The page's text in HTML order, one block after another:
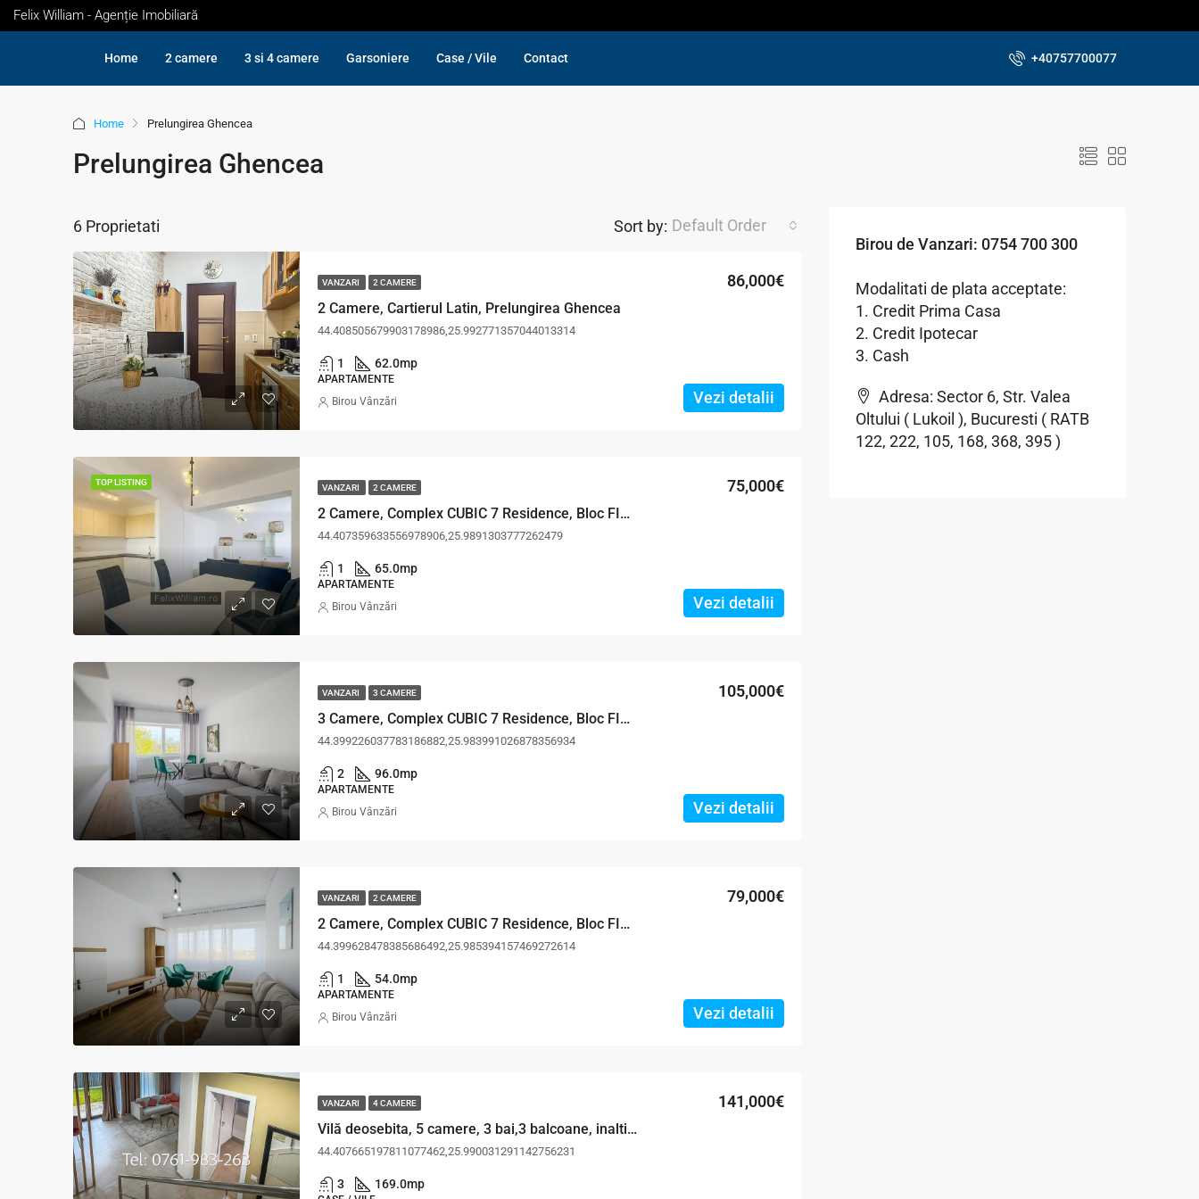
Felix William - Agenție Imobiliară
Home 2 camere 3 si 4 camere Garsoniere Case / Vile Contact +40757700077
Home Prelungirea Ghencea
Prelungirea Ghencea
6 Proprietati Sort by: Default Order
VANZARI 2 CAMERE
2 Camere, Cartierul Latin, Prelungirea Ghencea
86,000€
44.408505679903178986,25.992771357044013314
1 62.0mp
APARTAMENTE
Vezi detalii
Birou Vânzări
TOP LISTING
VANZARI 2 CAMERE
2 Camere, Complex CUBIC 7 Residence, Bloc FINALIZAT – POZE REALE
75,000€
44.407359633556978906,25.9891303777262479
1 65.0mp
APARTAMENTE
Vezi detalii
Birou Vânzări
VANZARI 3 CAMERE
3 Camere, Complex CUBIC 7 Residence, Bloc FINALIZAT – POZE REALE
105,000€
44.399226037783186882,25.983991026878356934
2 96.0mp
APARTAMENTE
Vezi detalii
Birou Vânzări
VANZARI 2 CAMERE
2 Camere, Complex CUBIC 7 Residence, Bloc FINALIZAT – POZE REALE
79,000€
44.399628478385686492,25.985394157469272614
1 54.0mp
APARTAMENTE
Vezi detalii
Birou Vânzări
VANZARI 4 CAMERE
Vilă deosebita, 5 camere, 3 bai,3 balcoane, inaltime Parter + 2 Etaje
141,000€
44.407665197811077462,25.990031291142756231
3 169.0mp
Birou de Vanzari: 0754 700 300
Modalitati de plata acceptate:
1. Credit Prima Casa
2. Credit Ipotecar
3. Cash
Adresa: Sector 6, Str. Valea
Oltului ( Lukoil ), Bucuresti ( RATB
122, 222, 105, 168, 368, 395 )